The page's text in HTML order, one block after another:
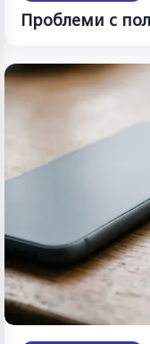
Проблеми с